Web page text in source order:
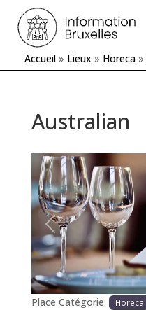
Accueil » Lieux » Horeca »
Australian
Précédente
Place Catégorie: Horeca